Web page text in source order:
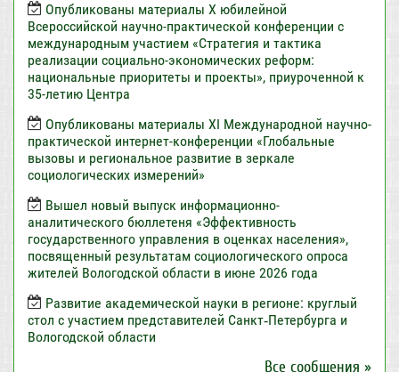
Опубликованы материалы X юбилейной
Всероссийской научно-практической конференции с
международным участием «Стратегия и тактика
реализации социально-экономических реформ:
национальные приоритеты и проекты», приуроченной к
35-летию Центра
Опубликованы материалы XI Международной научно-
практической интернет-конференции «Глобальные
вызовы и региональное развитие в зеркале
социологических измерений»
Вышел новый выпуск информационно-
аналитического бюллетеня «Эффективность
государственного управления в оценках населения»,
посвященный результатам социологического опроса
жителей Вологодской области в июне 2026 года
Развитие академической науки в регионе: круглый
стол с участием представителей Санкт‑Петербурга и
Вологодской области
Все сообщения »